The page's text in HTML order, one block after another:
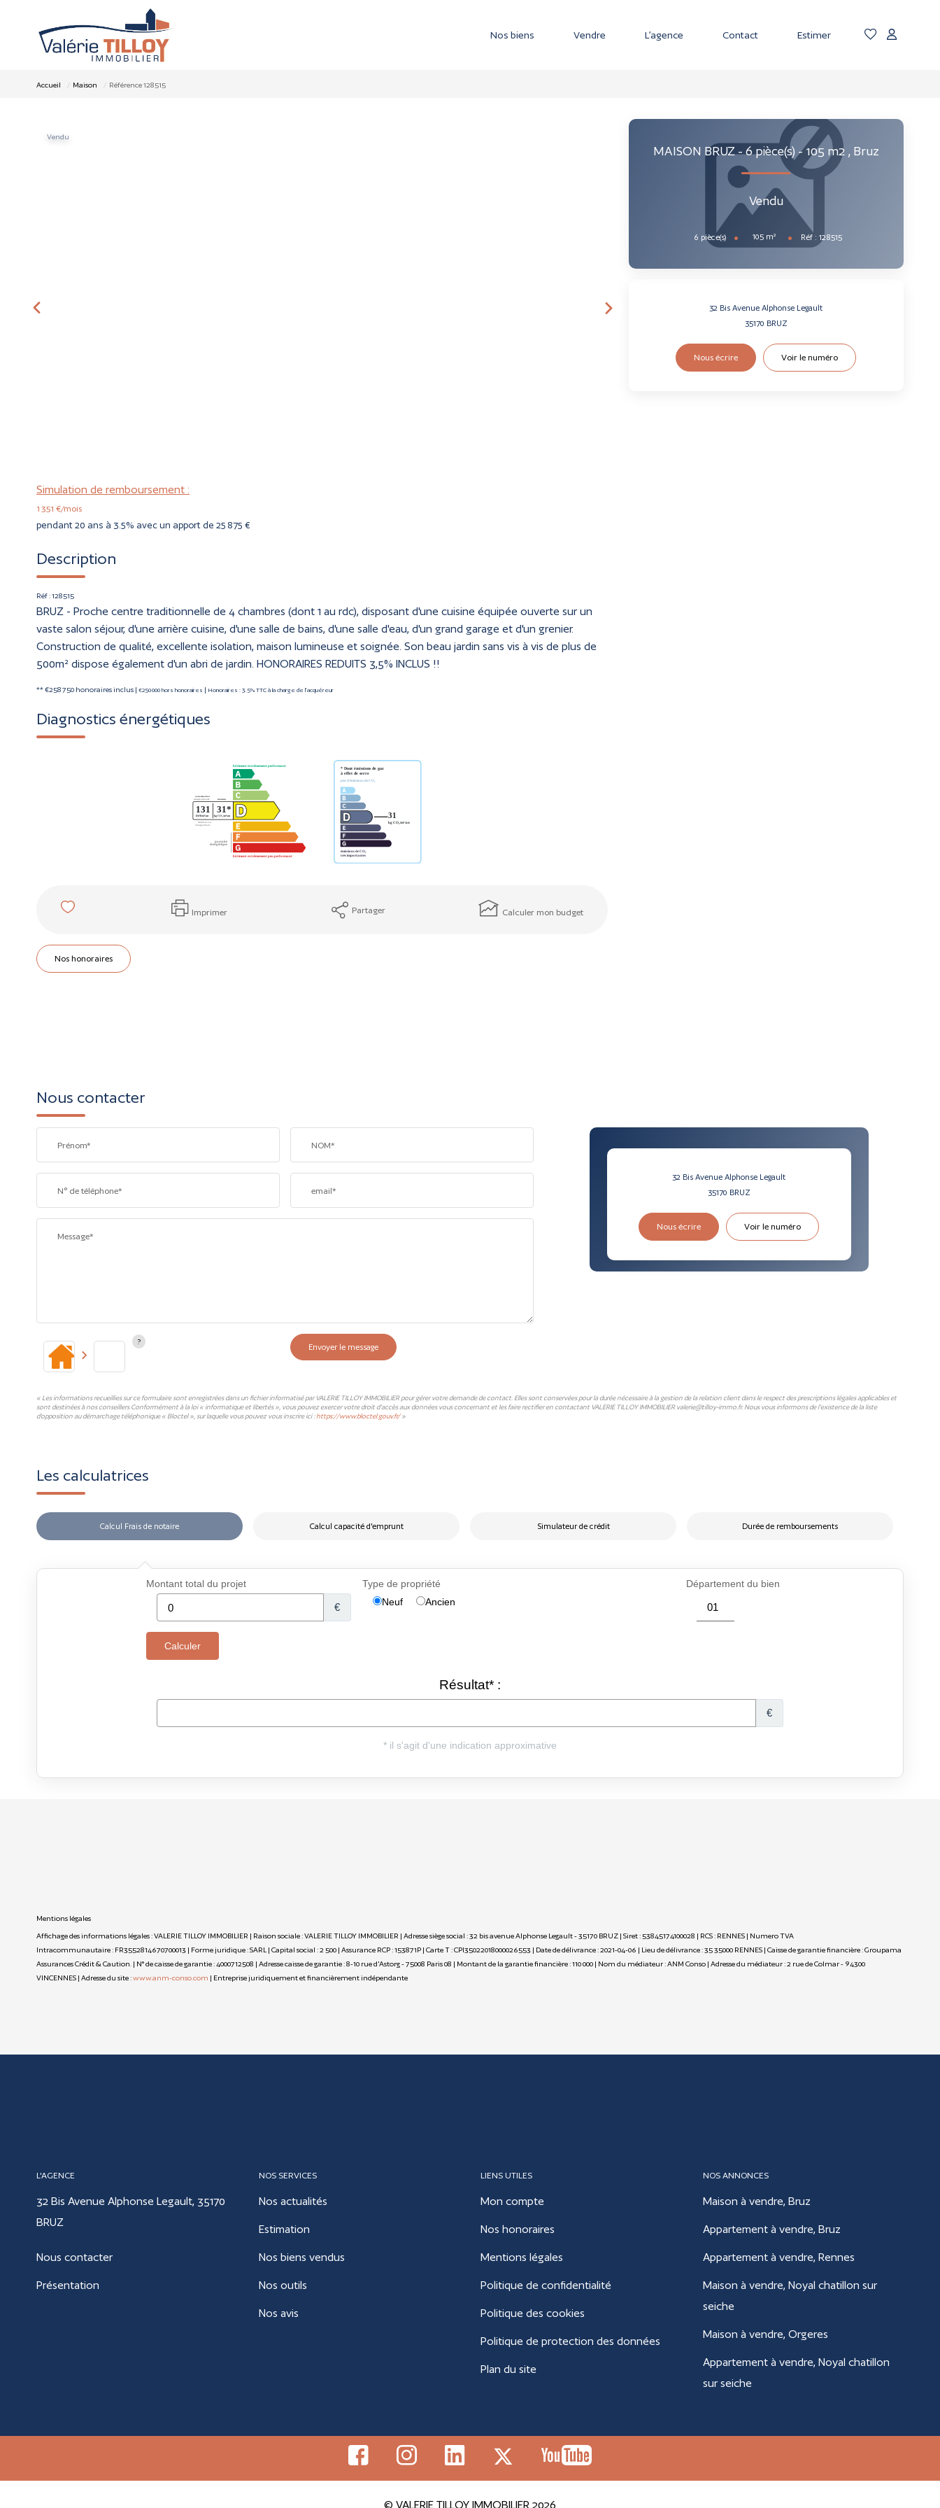
Nos biens Vendre L’agence Contact Estimer
Accueil Maison Référence 128515
Vendu
Simulation de remboursement :
1 351 €/mois
pendant 20 ans à 3.5% avec un apport de 25 875 €
Description
Réf : 128515
BRUZ - Proche centre traditionnelle de 4 chambres (dont 1 au rdc), disposant d'une cuisine équipée ouverte sur un
vaste salon séjour, d'une arrière cuisine, d'une salle de bains, d'une salle d'eau, d'un grand garage et d'un grenier.
Construction de qualité, excellente isolation, maison lumineuse et soignée. Son beau jardin sans vis à vis de plus de
500m² dispose également d'un abri de jardin. HONORAIRES REDUITS 3,5% INCLUS !!
** €258 750 honoraires inclus | €250 000 hors honoraires | Honoraires : 3.5% TTC à la charge de l'acquéreur
Diagnostics énergétiques
Imprimer Partager Calculer mon budget
Nos honoraires
MAISON BRUZ - 6 pièce(s) - 105 m2 , Bruz
Vendu
6 pièce(s) 105 m² Réf :128515
32 Bis Avenue Alphonse Legault
35170 BRUZ
Nous écrire Voir le numéro
Nous contacter
Prénom* NOM*
N° de téléphone* email*
Message*
Envoyer le message
32 Bis Avenue Alphonse Legault
35170 BRUZ
Nous écrire Voir le numéro
« Les informations recueillies sur ce formulaire sont enregistrées dans un fichier informatisé par VALERIE TILLOY IMMOBILIER pour gérer votre demande de contact. Elles sont conservées pour la durée nécessaire à la gestion de la relation client dans le respect des prescriptions légales applicables et
sont destinées à nos conseillers Conformément à la loi « informatique et libertés », vous pouvez exercer votre droit d'accès aux données vous concernant et les faire rectifier en contactant VALERIE TILLOY IMMOBILIER valerie@tilloy-immo.fr. Nous vous informons de l'existence de la liste
d'opposition au démarchage téléphonique « Bloctel », sur laquelle vous pouvez vous inscrire ici :https://www.bloctel.gouv.fr/»
Les calculatrices
Calcul Frais de notaire Calcul capacité d'emprunt Simulateur de crédit Durée de remboursements
Mentions légales
Affichage des informations légales : VALERIE TILLOY IMMOBILIER | Raison sociale : VALERIE TILLOY IMMOBILIER | Adresse siège social : 32 bis avenue Alphonse Legault - 35170 BRUZ | Siret : 53845174100028 | RCS : RENNES | Numero TVA
Intracommunautaire : FR3552814670700013 | Forme juridique : SARL | Capital social : 2 500 | Assurance RCP : 153871P | Carte T : CPI35022018000026553 | Date de délivrance : 2021-04-06 | Lieu de délivrance : 35 35000 RENNES | Caisse de garantie financière : Groupama
Assurances Crédit & Caution. | N° de caisse de garantie : 4000712508 | Adresse caisse de garantie : 8-10 rue d'Astorg - 75008 Paris 08 | Montant de la garantie financière : 110 000 | Nom du médiateur : ANM Conso | Adresse du médiateur : 2 rue de Colmar - 94300
VINCENNES | Adresse du site :www.anm-conso.com | Entreprise juridiquement et financièrement indépendante
L'AGENCE
32 Bis Avenue Alphonse Legault, 35170
BRUZ
Nous contacter
Présentation
NOS SERVICES
Nos actualités
Estimation
Nos biens vendus
Nos outils
Nos avis
LIENS UTILES
Mon compte
Nos honoraires
Mentions légales
Politique de confidentialité
Politique des cookies
Politique de protection des données
Plan du site
NOS ANNONCES
Maison à vendre, Bruz
Appartement à vendre, Bruz
Appartement à vendre, Rennes
Maison à vendre, Noyal chatillon sur
seiche
Maison à vendre, Orgeres
Appartement à vendre, Noyal chatillon
sur seiche
© VALERIE TILLOY IMMOBILIER 2026